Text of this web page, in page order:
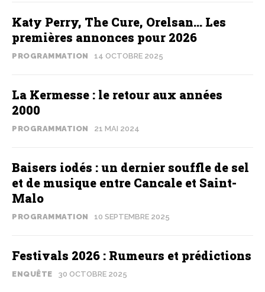
Katy Perry, The Cure, Orelsan… Les
premières annonces pour 2026
PROGRAMMATION 14 OCTOBRE 2025
La Kermesse : le retour aux années
2000
PROGRAMMATION 21 MAI 2024
Baisers iodés : un dernier souffle de sel
et de musique entre Cancale et Saint-
Malo
PROGRAMMATION 10 SEPTEMBRE 2025
Festivals 2026 : Rumeurs et prédictions
ENQUÊTE 30 OCTOBRE 2025